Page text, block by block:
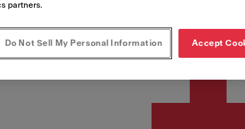
partners.
Do Not Sell My Personal Information Accept